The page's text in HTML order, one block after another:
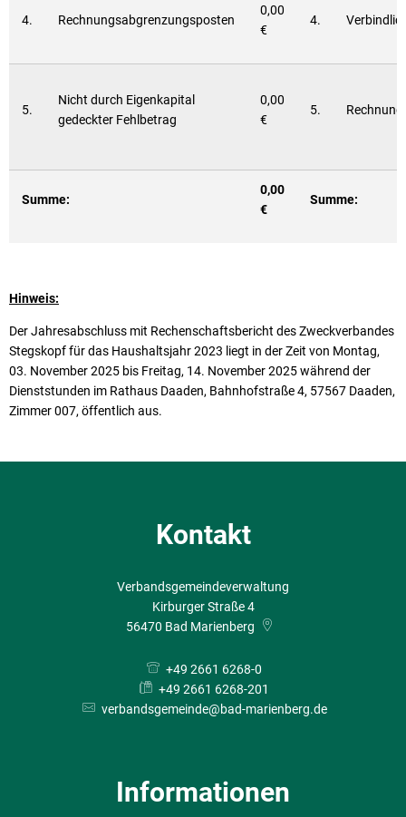
4. Rechnungsabgrenzungsposten
0,00
€
4.
5.
Nicht durch Eigenkapital
gedeckter Fehlbetrag
0,00
€
5.
Summe:
0,00
€
Summe:
Hinweis:
Der Jahresabschluss mit Rechenschaftsbericht des Zweckverbandes
Stegskopf für das Haushaltsjahr 2023 liegt in der Zeit von Montag,
03. November 2025 bis Freitag, 14. November 2025 während der
Dienststunden im Rathaus Daaden, Bahnhofstraße 4, 57567 Daaden,
Zimmer 007, öffentlich aus.
Kontakt
Verbandsgemeindeverwaltung
Kirburger Straße 4
56470 Bad Marienberg
+49 2661 6268-0
+49 2661 6268-201
verbandsgemeinde@bad-marienberg.de
Informationen